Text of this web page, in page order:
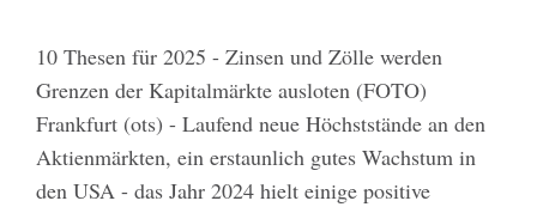
10 Thesen für 2025 - Zinsen und Zölle werden
Grenzen der Kapitalmärkte ausloten (FOTO)
Frankfurt (ots) - Laufend neue Höchststände an den
Aktienmärkten, ein erstaunlich gutes Wachstum in
den USA - das Jahr 2024 hielt einige positive